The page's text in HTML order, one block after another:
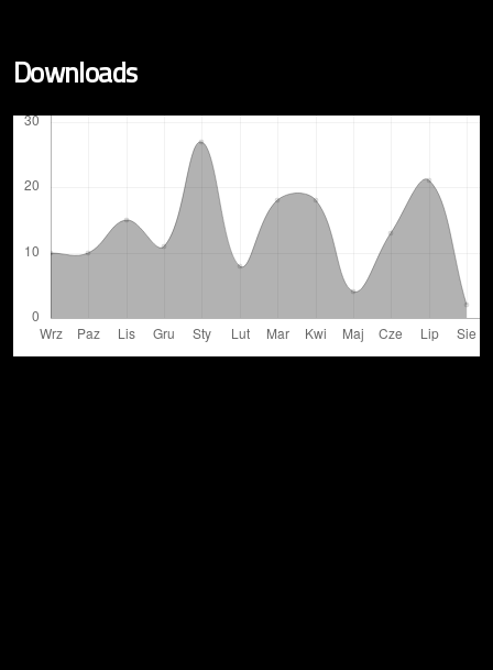
Downloads